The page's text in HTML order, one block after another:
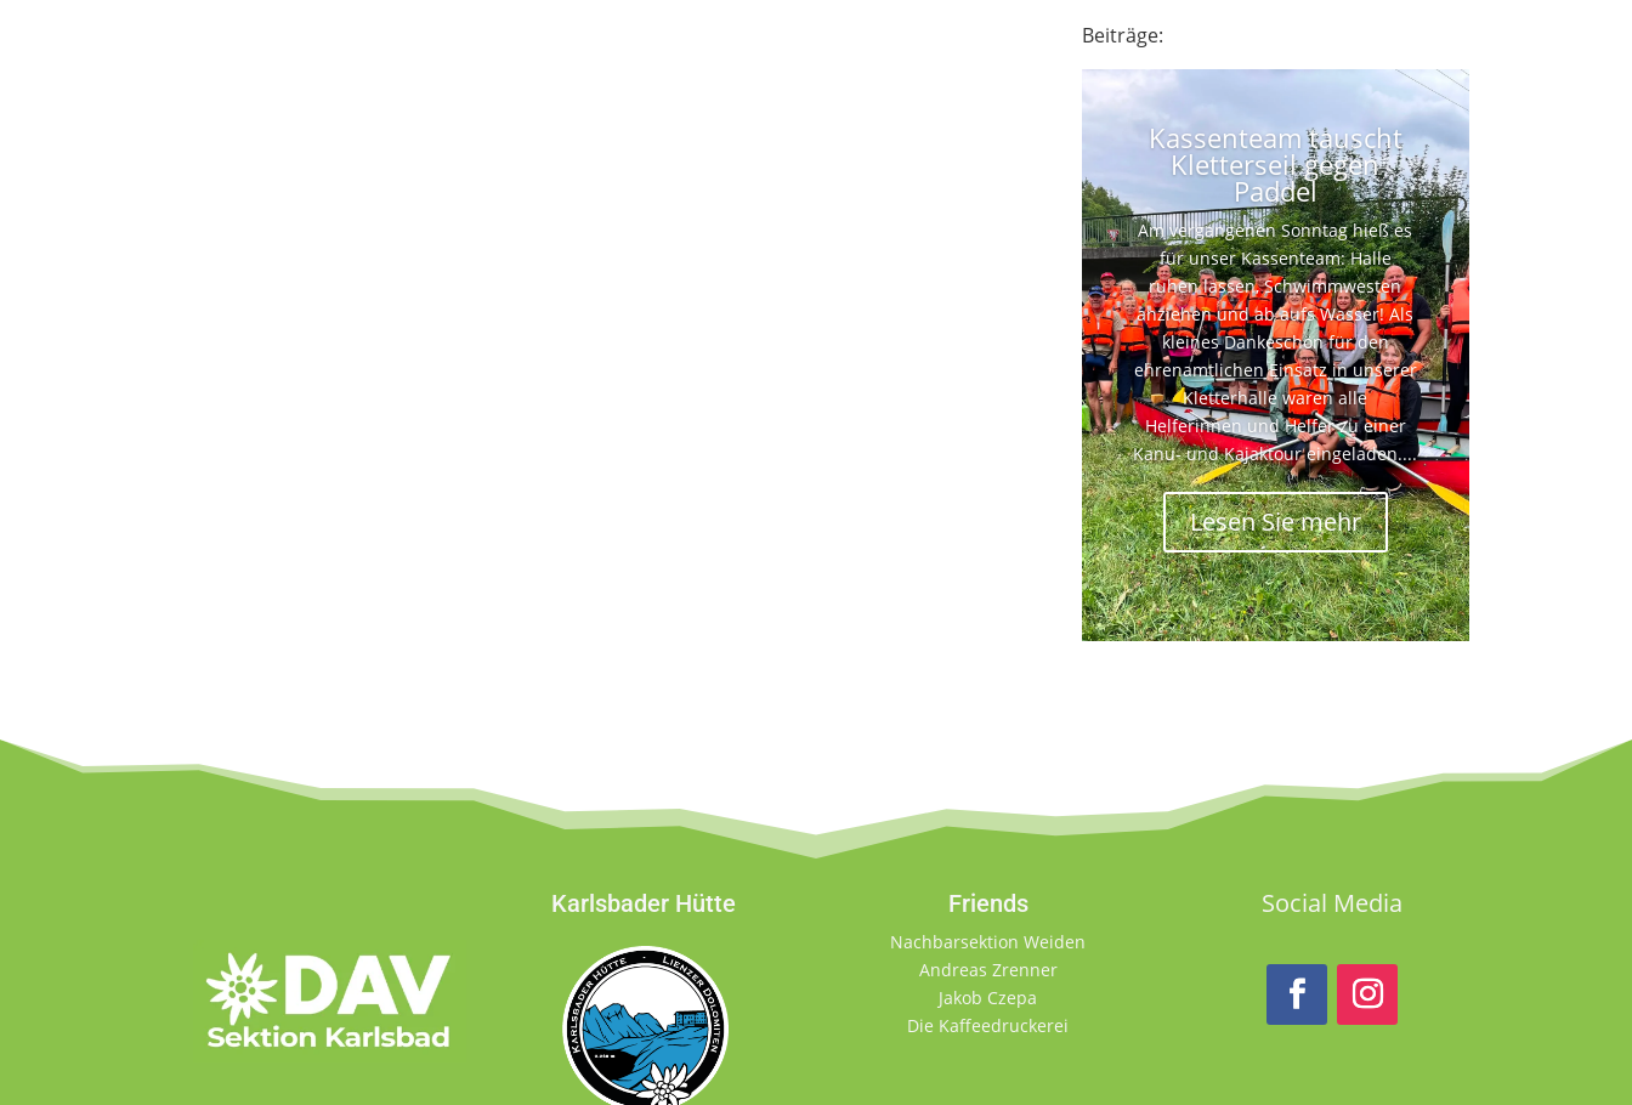
Beiträge:
Kassenteam tauscht
Kletterseil gegen
Paddel
Am vergangenen Sonntag hieß es
für unser Kassenteam: Halle
ruhen lassen, Schwimmwesten
anziehen und ab aufs Wasser! Als
kleines Dankeschön für den
ehrenamtlichen Einsatz in unserer
Kletterhalle waren alle
Helferinnen und Helfer zu einer
Kanu- und Kajaktour eingeladen....
Lesen Sie mehr
Karlsbader Hütte Friends
Nachbarsektion Weiden
Andreas Zrenner
Jakob Czepa
Die Kaffeedruckerei
Social Media